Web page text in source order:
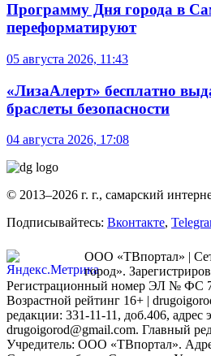
Программу Дня города в
переформатируют
05 августа 2026, 11:43
«ЛизаАлерт» бесплатно
браслеты безопасности
04 августа 2026, 17:08
© 2013–2026 г. г., самарский
Подписывайтесь: Вконтакте,
ООО «ТВпортал» |
город».
Регистрационный номер ЭЛ № ФС
Возрастной рейтинг 16+ |
редакции: 331-11-11, доб.406, адрес
drugoigorod@gmail.com. Главный
Учредитель: ООО «ТВпортал».